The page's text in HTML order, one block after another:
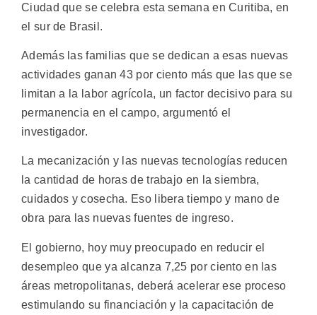
Ciudad que se celebra esta semana en Curitiba, en
el sur de Brasil.
Además las familias que se dedican a esas nuevas
actividades ganan 43 por ciento más que las que se
limitan a la labor agrícola, un factor decisivo para su
permanencia en el campo, argumentó el
investigador.
La mecanización y las nuevas tecnologías reducen
la cantidad de horas de trabajo en la siembra,
cuidados y cosecha. Eso libera tiempo y mano de
obra para las nuevas fuentes de ingreso.
El gobierno, hoy muy preocupado en reducir el
desempleo que ya alcanza 7,25 por ciento en las
áreas metropolitanas, deberá acelerar ese proceso
estimulando su financiación y la capacitación de